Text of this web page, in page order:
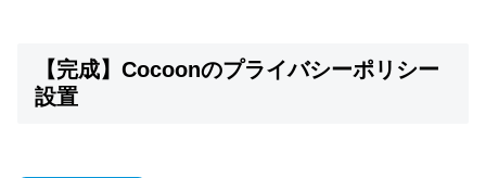
【完成】Cocoonのプライバシーポリシー
設置